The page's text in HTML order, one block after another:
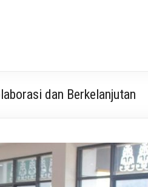
dan Berkelanjutan